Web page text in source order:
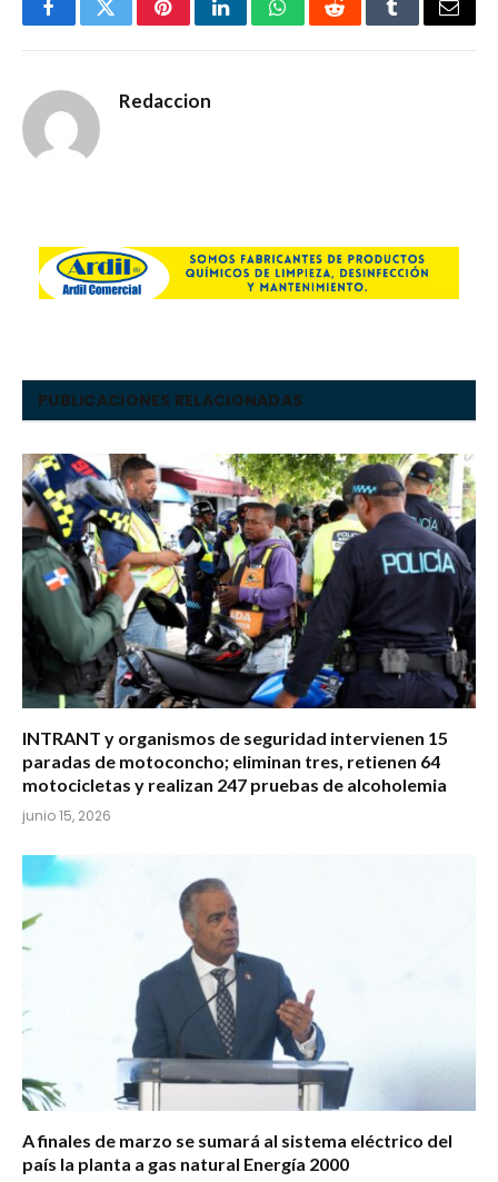
FacebookGorjeoPinterestLinkedInWhatsAppRedditTumblr
Redaccion
PUBLICACIONES RELACIONADAS
INTRANT y organismos de seguridad intervienen 15
paradas de motoconcho; eliminan tres, retienen 64
motocicletas y realizan 247 pruebas de alcoholemia
junio 15, 2026
A finales de marzo se sumará al sistema eléctrico del
país la planta a gas natural Energía 2000